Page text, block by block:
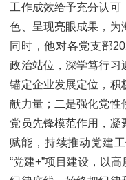
工作成效给予充分认可
色、呈现亮眼成果，为
同时，他对各党支部
政治站位，深学笃行习
锚定企业发展定位，积
献力量；二是强化党性
党员先锋模范作用，凝
赋能，持续推动党建
“党建+”项目建设，以